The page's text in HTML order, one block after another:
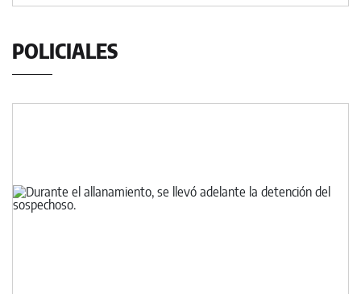
POLICIALES